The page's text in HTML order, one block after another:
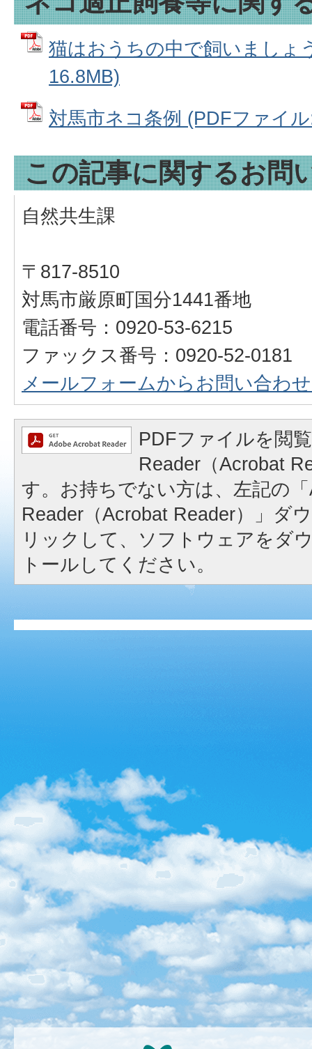
猫はおうちの中で飼いましょ
16.8MB)
対馬市ネコ条例 (PDFファイ
この記事に関するお問
自然共生課
〒817-8510
対馬市厳原町国分1441番地
電話番号：0920-53-6215
ファックス番号：0920-52-0181
メールフォームからお問い合わ
PDFファイルを閲
Reader（Acrobat
す。お持ちでない方は、左記の
Reader（Acrobat Reader）」ダ
リックして、ソフトウェアをダ
トールしてください。